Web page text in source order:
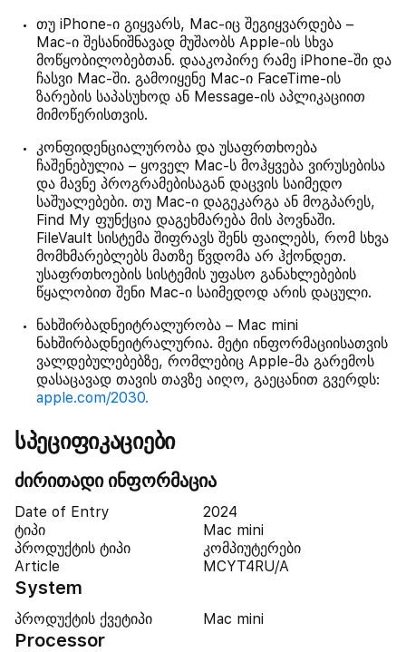
თუ iPhone-ი გიყვარს, Mac-იც შეგიყვარდება –
Mac-ი შესანიშნავად მუშაობს Apple-ის სხვა
მოწყობილობებთან. დააკოპირე რამე iPhone-ში და
ჩასვი Mac-ში. გამოიყენე Mac-ი FaceTime-ის
ზარების საპასუხოდ ან Message-ის აპლიკაციით
მიმოწერისთვის.
კონფიდენციალურობა და უსაფრთხოება
ჩაშენებულია – ყოველ Mac-ს მოჰყვება ვირუსებისა
და მავნე პროგრამებისაგან დაცვის საიმედო
საშუალებები. თუ Mac-ი დაგეკარგა ან მოგპარეს,
Find My ფუნქცია დაგეხმარება მის პოვნაში.
FileVault სისტემა შიფრავს შენს ფაილებს, რომ სხვა
მომხმარებლებს მათზე წვდომა არ ჰქონდეთ.
უსაფრთხოების სისტემის უფასო განახლებების
წყალობით შენი Mac-ი საიმედოდ არის დაცული.
ნახშირბადნეიტრალურობა – Mac mini
ნახშირბადნეიტრალურია. მეტი ინფორმაციისათვის
ვალდებულებებზე, რომლებიც Apple-მა გარემოს
დასაცავად თავის თავზე აიღო, გაეცანით გვერდს:
apple.com/2030.
სპეციფიკაციები
ძირითადი ინფორმაცია
Date of Entry
2024
ტიპი
Mac mini
პროდუქტის ტიპი
კომპიუტერები
Article
MCYT4RU/A
System
პროდუქტის ქვეტიპი Mac mini
Processor